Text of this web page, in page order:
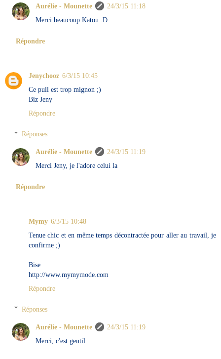
Aurélie - Mounette
24/3/15 11:18
Merci beaucoup Katou :D
Répondre
Jenychooz 6/3/15 10:45
Ce pull est trop mignon ;)
Biz Jeny
Répondre
Réponses
Aurélie - Mounette
24/3/15 11:19
Merci Jeny, je l'adore celui la
Répondre
Mymy 6/3/15 10:48
Tenue chic et en même temps décontractée pour aller au travail, je
confirme ;)
Bise
http://www.mymymode.com
Répondre
Réponses
Aurélie - Mounette
24/3/15 11:19
Merci, c'est gentil